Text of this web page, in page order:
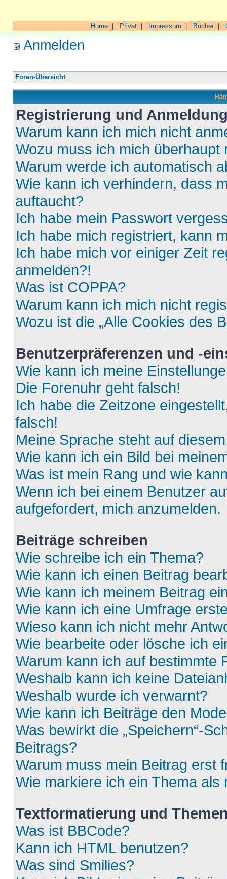
Home Privat Impressum Bücher|
Anmelden
Foren-Übersicht
Registrierung und
Warum kann ich mich nicht
Wozu muss ich mich überhaupt
Warum werde ich automatisch
Wie kann ich verhindern, dass
auftaucht?
Ich habe mein Passwort
Ich habe mich registriert, kann
Ich habe mich vor einiger Zeit
anmelden?!
Was ist COPPA?
Warum kann ich mich nicht
Wozu ist die „Alle Cookies des
Benutzerpräferenzen und -
Wie kann ich meine
Die Forenuhr geht falsch!
Ich habe die Zeitzone
falsch!
Meine Sprache steht auf
Wie kann ich ein Bild bei
Was ist mein Rang und wie
Wenn ich bei einem Benutzer
aufgefordert, mich anzumelden.
Beiträge schreiben
Wie schreibe ich ein Thema?
Wie kann ich einen Beitrag
Wie kann ich meinem Beitrag
Wie kann ich eine Umfrage
Wieso kann ich nicht mehr
Wie bearbeite oder lösche ich
Warum kann ich auf bestimmte
Weshalb kann ich keine
Weshalb wurde ich verwarnt?
Wie kann ich Beiträge den
Was bewirkt die „Speichern“-
Beitrags?
Warum muss mein Beitrag erst
Wie markiere ich ein Thema als
Textformatierung und
Was ist BBCode?
Kann ich HTML benutzen?
Was sind Smilies?